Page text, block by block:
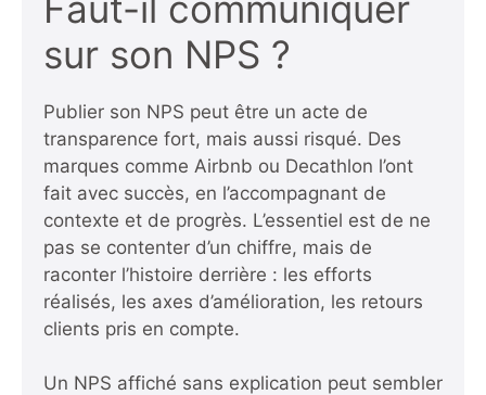
sur son NPS ?
Publier son NPS peut être un acte de
transparence fort, mais aussi risqué. Des
marques comme Airbnb ou Decathlon l’ont
fait avec succès, en l’accompagnant de
contexte et de progrès. L’essentiel est de ne
pas se contenter d’un chiffre, mais de
raconter l’histoire derrière : les efforts
réalisés, les axes d’amélioration, les retours
clients pris en compte.
Un NPS affiché sans explication peut sembler